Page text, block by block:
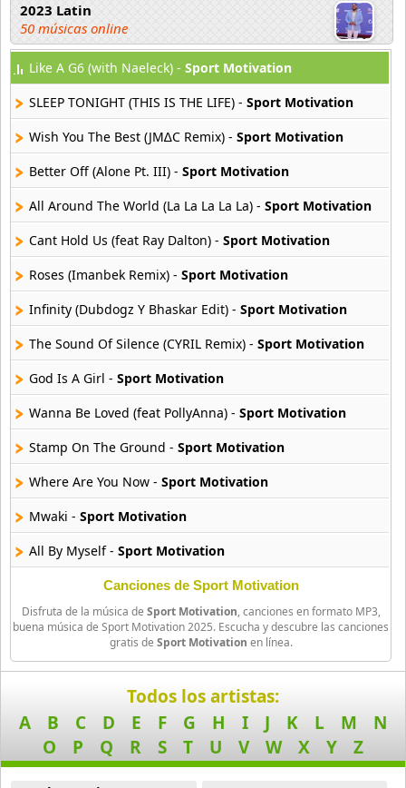
2023 Latin
50 músicas online
2023 Pop
80 músicas online
2023 Rock
59 músicas online
37 músicas online
80s Ballads
48 músicas online
80s Pop Rock
50 músicas online
90s Acoustic Hits
39 músicas online
90s Latin Music
50 músicas online
90s Party Hits
58 músicas online
90s Pop Rock
50 músicas online
90s Rap
50 músicas online
Acoustic Pop
49 músicas online
Like A G6 (with Naeleck) - Sport Motivation
SLEEP TONIGHT (THIS IS THE LIFE) - Sport Motivation
Wish You The Best (JM∆C Remix) - Sport Motivation
Better Off (Alone Pt. III) - Sport Motivation
All Around The World (La La La La La) - Sport Motivation
Cant Hold Us (feat Ray Dalton) - Sport Motivation
Roses (Imanbek Remix) - Sport Motivation
Infinity (Dubdogz Y Bhaskar Edit) - Sport Motivation
The Sound Of Silence (CYRIL Remix) - Sport Motivation
God Is A Girl - Sport Motivation
Wanna Be Loved (feat PollyAnna) - Sport Motivation
Stamp On The Ground - Sport Motivation
Where Are You Now - Sport Motivation
Mwaki - Sport Motivation
All By Myself - Sport Motivation
Seek Love (On The Beach) -Sport Motivation
These Words -Sport Motivation
Sport Motivation
Sport Motivation
Hurricane (feat SHIBUI) -
Sport Motivation
Kings Y Queens (feat Shibui) -Sport Motivation
Canciones de Sport Motivation
Disfruta de la música de Sport Motivation, canciones en formato MP3,
buena música de Sport Motivation 2025. Escucha y descubre las canciones
gratis de Sport Motivation en línea.
Todos los artistas:
A
B C D E F G H I J K L M
N
O
P Q R S T U V W X Y Z